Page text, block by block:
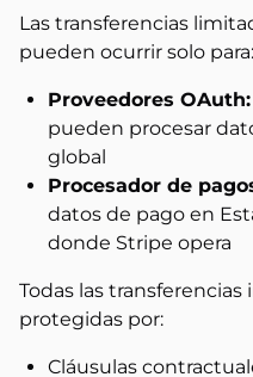
Las transferencias
pueden ocurrir solo para:
Proveedores OAuth:
pueden procesar
global
Procesador de
datos de pago en
donde Stripe opera
Todas las
protegidas por:
Cláusulas